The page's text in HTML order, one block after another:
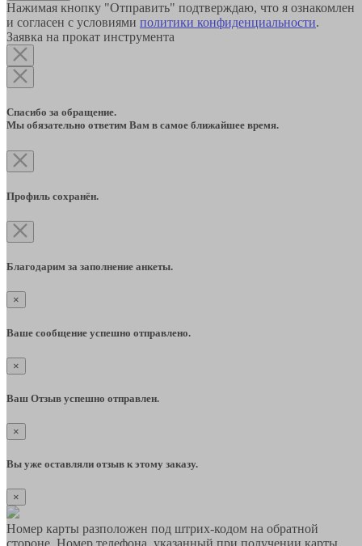
Нажимая кнопку "Отправить" подтверждаю, что я ознакомлен
и согласен с условиями политики конфиденциальности.
Заявка на прокат инструмента
Спасибо за обращение.
Мы обязательно ответим Вам в самое ближайшее время.
Профиль сохранён.
Благодарим за заполнение анкеты.
×
Ваше сообщение успешно отправлено.
×
Ваш Отзыв успешно отправлен.
×
Вы уже оставляли отзыв к этому заказу.
×
Номер карты разположен под штрих-кодом на обратной